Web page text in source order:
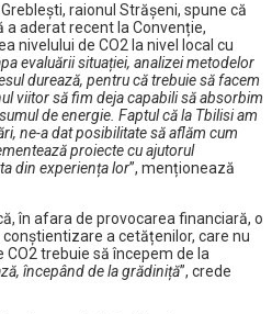
raionul Strășeni, spune că
a aderat recent la Convenție,
nivelului de CO2 la nivel local cu
evaluării situației, analizei metodelor
durează, pentru că trebuie să facem
viitor să fim deja capabili să absorbim
de energie. Faptul că la Tbilisi am
ne-a dat posibilitate să aflăm cum
proiecte cu ajutorul
din experiența lor”, menționează
în afara de provocarea financiară, o
a cetățenilor, care nu
trebuie să începem de la
începând de la grădiniță”, crede